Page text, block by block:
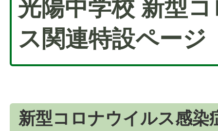
光陽中学校 新型
ス関連特設ページ
新型コロナウイルス感染